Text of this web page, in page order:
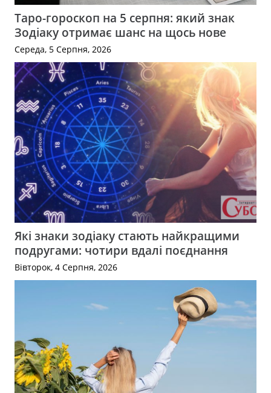
Таро-гороскоп на 5 серпня: який знак
Зодіаку отримає шанс на щось нове
Середа, 5 Серпня, 2026
Які знаки зодіаку стають найкращими
подругами: чотири вдалі поєднання
Вівторок, 4 Серпня, 2026